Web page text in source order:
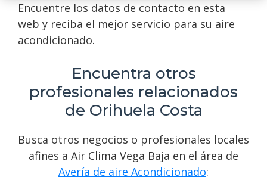
Encuentre los datos de contacto en esta
web y reciba el mejor servicio para su aire
acondicionado.
Encuentra otros
profesionales relacionados
de Orihuela Costa
Busca otros negocios o profesionales locales
afines a Air Clima Vega Baja en el área de
Avería de aire Acondicionado: